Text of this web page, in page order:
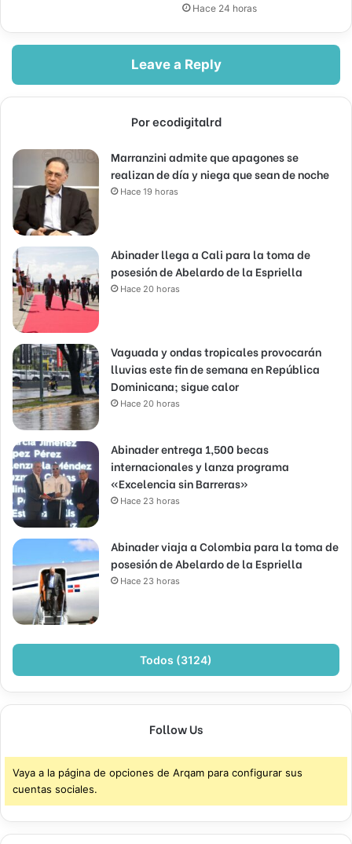
Hace 24 horas
Leave a Reply
Por ecodigitalrd
Marranzini admite que apagones se
realizan de día y niega que sean de noche
Hace 19 horas
Abinader llega a Cali para la toma de
posesión de Abelardo de la Espriella
Hace 20 horas
Vaguada y ondas tropicales provocarán
lluvias este fin de semana en República
Dominicana; sigue calor
Hace 20 horas
Abinader entrega 1,500 becas
internacionales y lanza programa
«Excelencia sin Barreras»
Hace 23 horas
Abinader viaja a Colombia para la toma de
posesión de Abelardo de la Espriella
Hace 23 horas
Todos (3124)
Follow Us
Vaya a la página de opciones de Arqam para configurar sus
cuentas sociales.